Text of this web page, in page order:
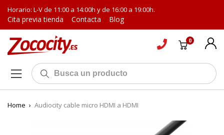
Horario: L-V de 11:00 a 14:00h y de 16:00 a 19:00h.
Cita previa tienda Contacta Blog
0
Home › Audiocity cable micro HDMI a HDMI